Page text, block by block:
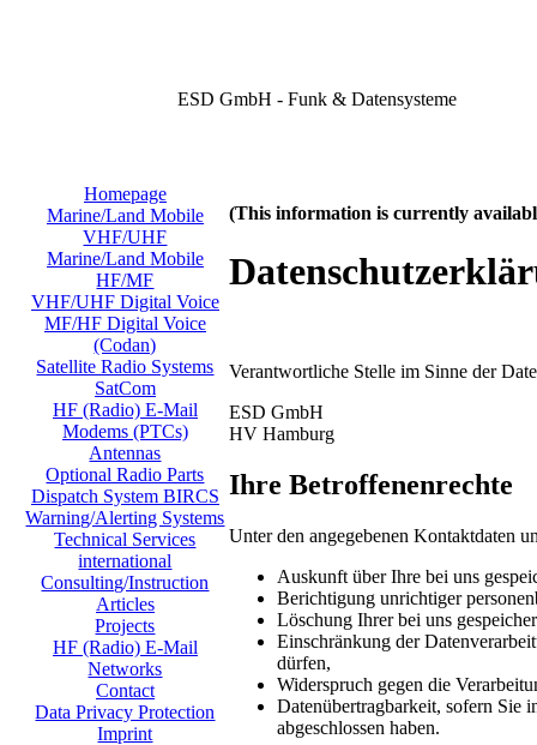
ESD GmbH - Funk & Datensysteme
Homepage
Marine/Land Mobile
VHF/UHF
Marine/Land Mobile
HF/MF
VHF/UHF Digital Voice
MF/HF Digital Voice
(Codan)
Satellite Radio Systems
SatCom
HF (Radio) E-Mail
Modems (PTCs)
Antennas
Optional Radio Parts
Dispatch System BIRCS
Warning/Alerting Systems
Technical Services
international
Consulting/Instruction
Articles
Projects
HF (Radio) E-Mail
Networks
Contact
Data Privacy Protection
Imprint
(This information is currently
Verantwortliche Stelle im Sinne der
ESD GmbH
HV Hamburg
Ihre Betroffenenrechte
Unter den angegebenen Kontaktdaten
Auskunft über Ihre bei uns
Berichtigung unrichtiger
Löschung Ihrer bei uns
Einschränkung der
dürfen,
Widerspruch gegen die
Datenübertragbarkeit, sofern Sie
abgeschlossen haben.